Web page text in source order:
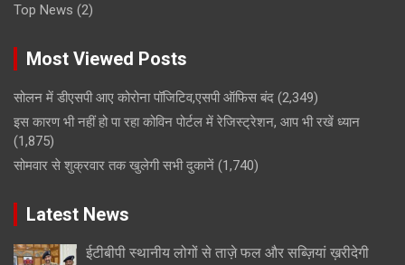
Top News (2)
Most Viewed Posts
सोलन में डीएसपी आए कोरोना पॉजिटिव,एसपी ऑफिस बंद (2,349)
इस कारण भी नहीं हो पा रहा कोविन पोर्टल में रेजिस्ट्रेशन, आप भी रखें ध्यान
(1,875)
सोमवार से शुक्रवार तक खुलेगी सभी दुकानें (1,740)
Latest News
ईटीबीपी स्थानीय लोगों से ताज़े फल और सब्ज़ियां ख़रीदेगी